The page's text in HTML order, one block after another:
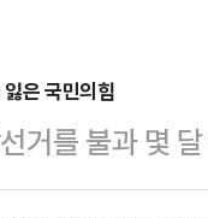
은 국민의힘
거를 불과 몇
지지층의 눈